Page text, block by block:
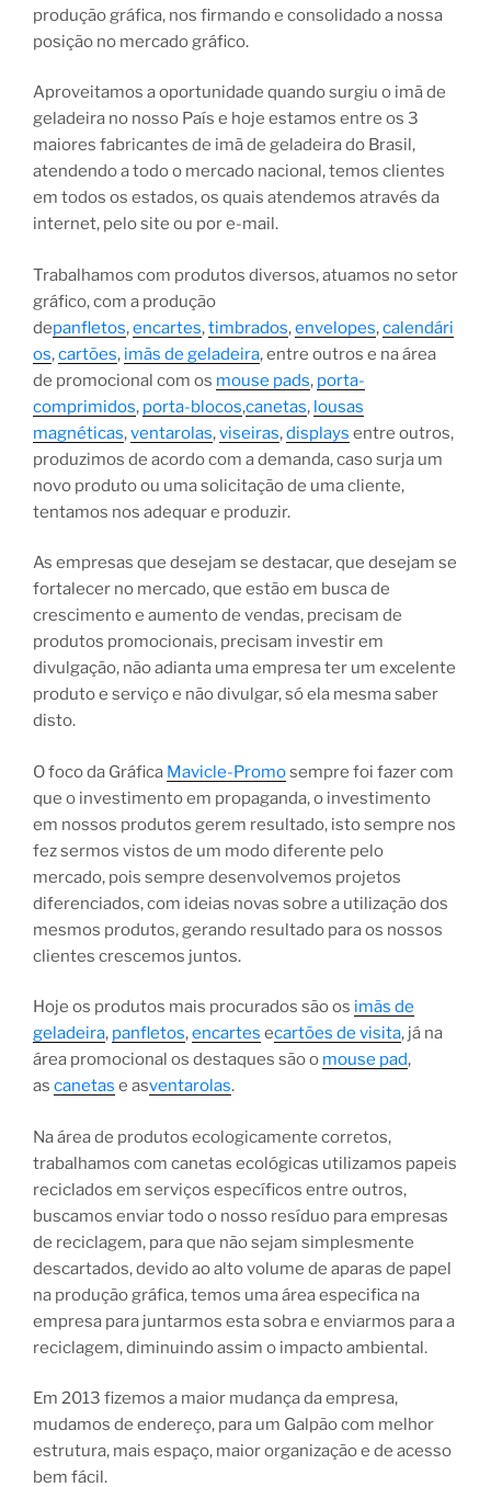
produção gráfica, nos firmando e consolidado a nossa
posição no mercado gráfico.
Aproveitamos a oportunidade quando surgiu o imã de
geladeira no nosso País e hoje estamos entre os 3
maiores fabricantes de imã de geladeira do Brasil,
atendendo a todo o mercado nacional, temos clientes
em todos os estados, os quais atendemos através da
internet, pelo site ou por e-mail.
Trabalhamos com produtos diversos, atuamos no setor
gráfico, com a produção
depanfletos,encartes,timbrados,envelopes,calendári
os,cartões, imãs de geladeira, entre outros e na área
de promocional com os mouse pads, porta-
comprimidos, porta-blocos,canetas, lousas
magnéticas,ventarolas,viseiras,displays entre outros,
produzimos de acordo com a demanda, caso surja um
novo produto ou uma solicitação de uma cliente,
tentamos nos adequar e produzir.
As empresas que desejam se destacar, que desejam se
fortalecer no mercado, que estão em busca de
crescimento e aumento de vendas, precisam de
produtos promocionais, precisam investir em
divulgação, não adianta uma empresa ter um excelente
produto e serviço e não divulgar, só ela mesma saber
disto.
O foco da Gráfica Mavicle-Promosempre foi fazer com
que o investimento em propaganda, o investimento
em nossos produtos gerem resultado, isto sempre nos
fez sermos vistos de um modo diferente pelo
mercado, pois sempre desenvolvemos projetos
diferenciados, com ideias novas sobre a utilização dos
mesmos produtos, gerando resultado para os nossos
clientes crescemos juntos.
Hoje os produtos mais procurados são os imãs de
geladeira, panfletos,encartes ecartões de visita, já na
área promocional os destaques são o mouse pad,
as canetas e asventarolas.
Na área de produtos ecologicamente corretos,
trabalhamos com canetas ecológicas utilizamos papeis
reciclados em serviços específicos entre outros,
buscamos enviar todo o nosso resíduo para empresas
de reciclagem, para que não sejam simplesmente
descartados, devido ao alto volume de aparas de papel
na produção gráfica, temos uma área especifica na
empresa para juntarmos esta sobra e enviarmos para a
reciclagem, diminuindo assim o impacto ambiental.
Em 2013 fizemos a maior mudança da empresa,
mudamos de endereço, para um Galpão com melhor
estrutura, mais espaço, maior organização e de acesso
bem fácil.